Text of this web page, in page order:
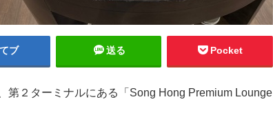
ブ 送る Pocket
第２ターミナルにある「Song Hong Premium Lounge